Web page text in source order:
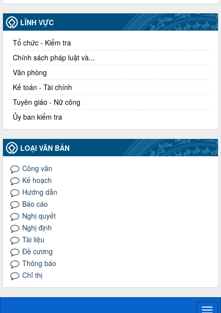
LĨNH VỰC
Tổ chức - Kiểm tra
Chính sách pháp luật và...
Văn phòng
Kế toán - Tài chính
Tuyên giáo - Nữ công
Ủy ban kiểm tra
LOẠI VĂN BẢN
Công văn
Kế hoạch
Hướng dẫn
Báo cáo
Nghị quyết
Nghị định
Tài liệu
Đề cương
Thông báo
Chỉ thị